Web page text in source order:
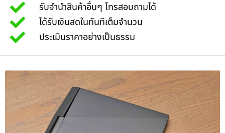
รับจำนำสินค้าอื่นๆ โทรสอบถามได้
ได้รับเงินสดในทันทีเต็มจำนวน
ประเมินราคาอย่างเป็นธรรม